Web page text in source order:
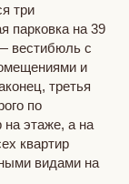
три
парковка на 39
вестибюль с
и
третья
по
на этаже, а на
квартир
видами на